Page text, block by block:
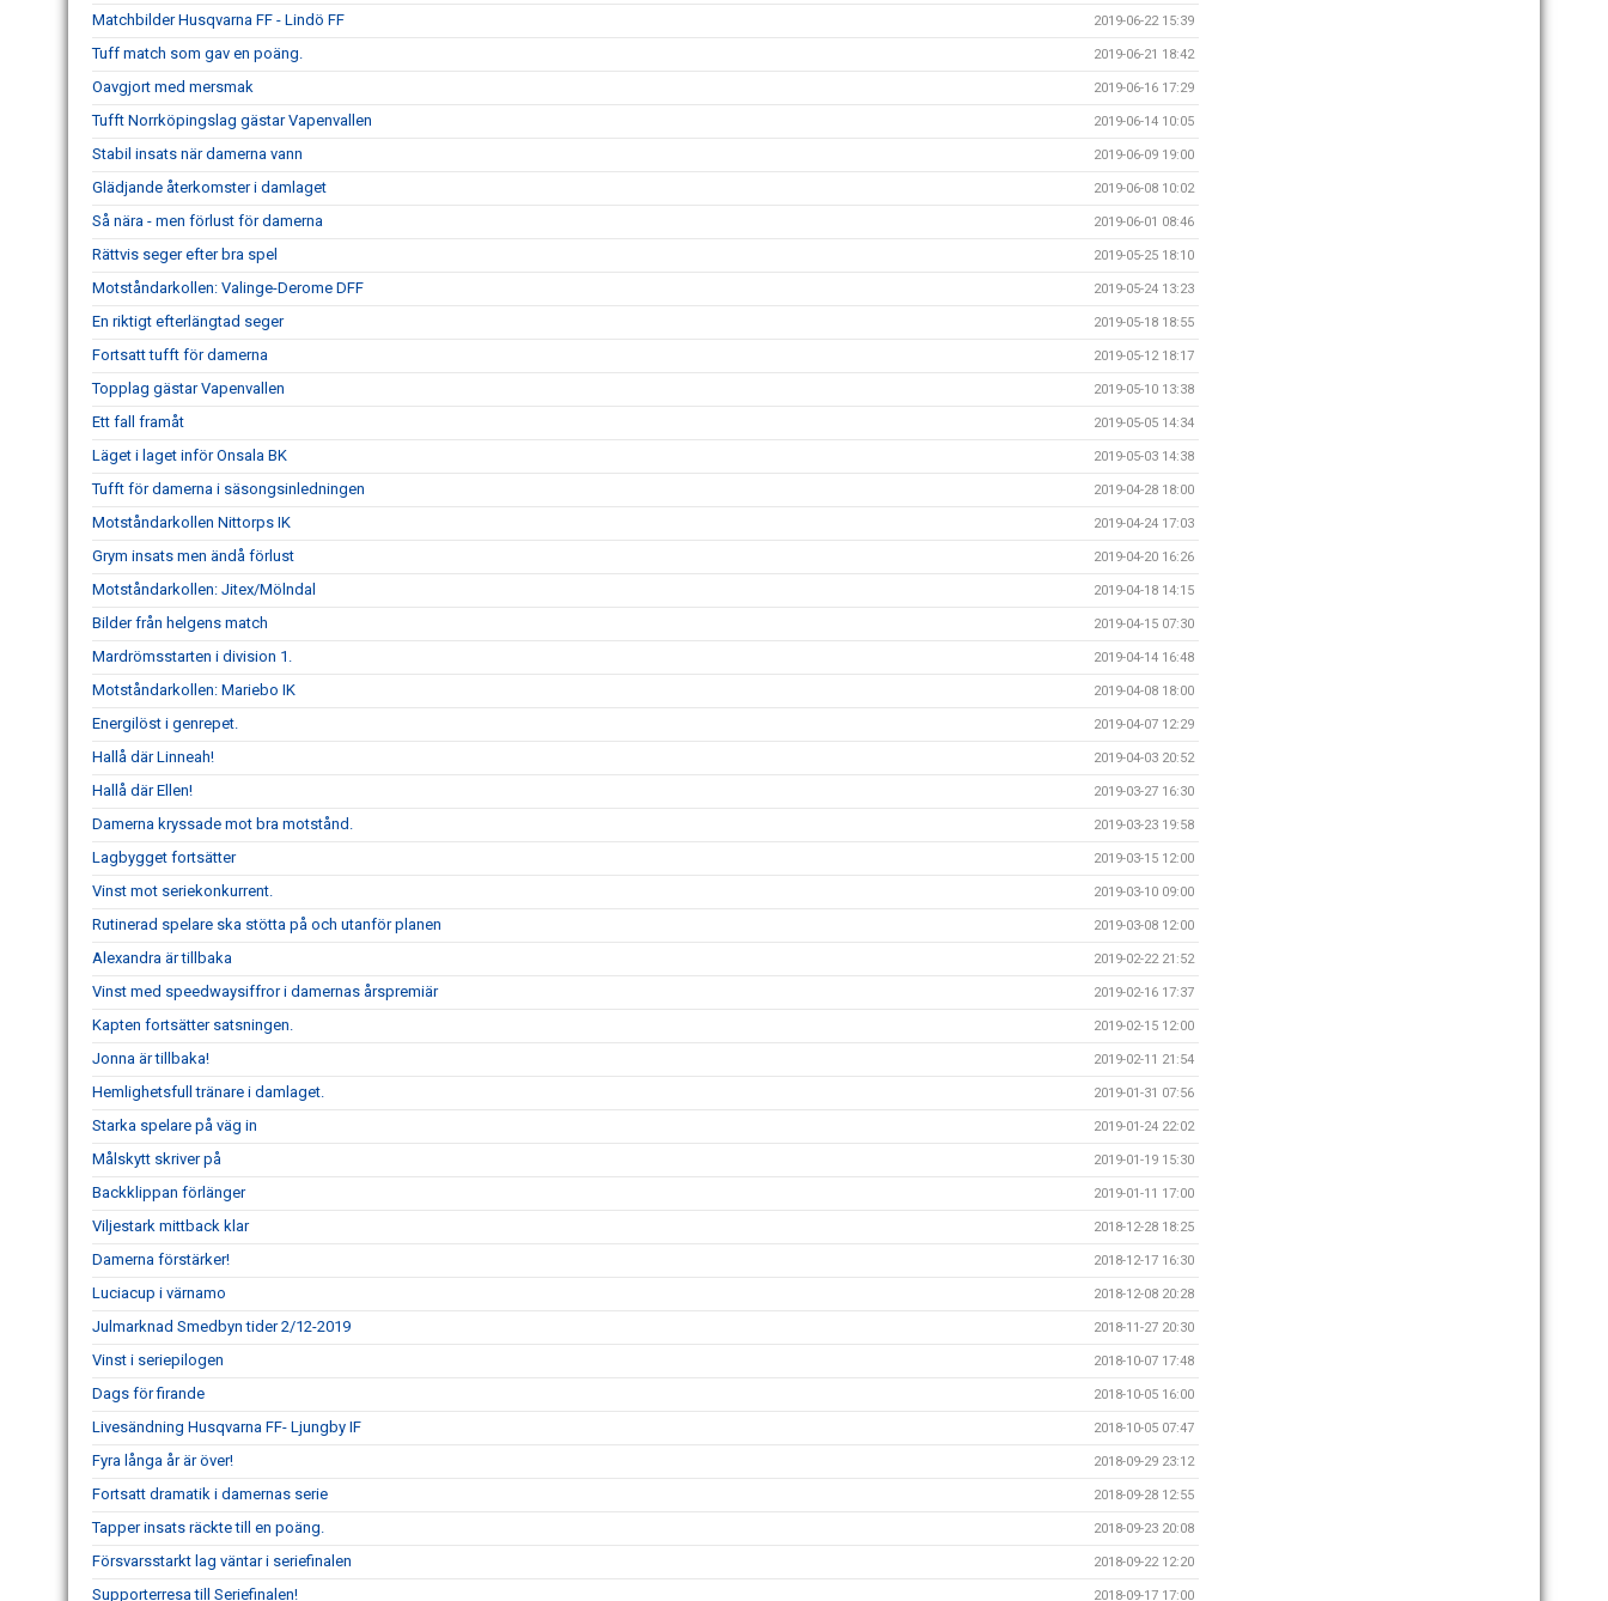
Matchbilder Husqvarna FF - Lindö FF 2019-06-22 15:39
Tuff match som gav en poäng. 2019-06-21 18:42
Oavgjort med mersmak 2019-06-16 17:29
Tufft Norrköpingslag gästar Vapenvallen 2019-06-14 10:05
Stabil insats när damerna vann 2019-06-09 19:00
Glädjande återkomster i damlaget 2019-06-08 10:02
Så nära - men förlust för damerna 2019-06-01 08:46
Rättvis seger efter bra spel 2019-05-25 18:10
Motståndarkollen: Valinge-Derome DFF 2019-05-24 13:23
En riktigt efterlängtad seger 2019-05-18 18:55
Fortsatt tufft för damerna 2019-05-12 18:17
Topplag gästar Vapenvallen 2019-05-10 13:38
Ett fall framåt 2019-05-05 14:34
Läget i laget inför Onsala BK 2019-05-03 14:38
Tufft för damerna i säsongsinledningen 2019-04-28 18:00
Motståndarkollen Nittorps IK 2019-04-24 17:03
Grym insats men ändå förlust 2019-04-20 16:26
Motståndarkollen: Jitex/Mölndal 2019-04-18 14:15
Bilder från helgens match 2019-04-15 07:30
Mardrömsstarten i division 1. 2019-04-14 16:48
Motståndarkollen: Mariebo IK 2019-04-08 18:00
Energilöst i genrepet. 2019-04-07 12:29
Hallå där Linneah! 2019-04-03 20:52
Hallå där Ellen! 2019-03-27 16:30
Damerna kryssade mot bra motstånd. 2019-03-23 19:58
Lagbygget fortsätter 2019-03-15 12:00
Vinst mot seriekonkurrent. 2019-03-10 09:00
Rutinerad spelare ska stötta på och utanför planen 2019-03-08 12:00
Alexandra är tillbaka 2019-02-22 21:52
Vinst med speedwaysiffror i damernas årspremiär 2019-02-16 17:37
Kapten fortsätter satsningen. 2019-02-15 12:00
Jonna är tillbaka! 2019-02-11 21:54
Hemlighetsfull tränare i damlaget. 2019-01-31 07:56
Starka spelare på väg in 2019-01-24 22:02
Målskytt skriver på 2019-01-19 15:30
Backklippan förlänger 2019-01-11 17:00
Viljestark mittback klar 2018-12-28 18:25
Damerna förstärker! 2018-12-17 16:30
Luciacup i värnamo 2018-12-08 20:28
Julmarknad Smedbyn tider 2/12-2019 2018-11-27 20:30
Vinst i seriepilogen 2018-10-07 17:48
Dags för firande 2018-10-05 16:00
Livesändning Husqvarna FF- Ljungby IF 2018-10-05 07:47
Fyra långa år är över! 2018-09-29 23:12
Fortsatt dramatik i damernas serie 2018-09-28 12:55
Tapper insats räckte till en poäng. 2018-09-23 20:08
Försvarsstarkt lag väntar i seriefinalen 2018-09-22 12:20
Supporterresa till Seriefinalen! 2018-09-17 17:00